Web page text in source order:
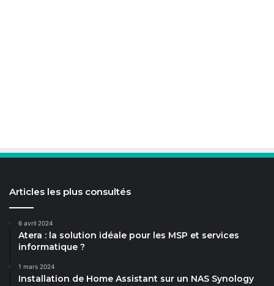
Articles les plus consultés
6 avril 2024
Atera : la solution idéale pour les MSP et services
informatique ?
1 mars 2024
Installation de Home Assistant sur un NAS Synology